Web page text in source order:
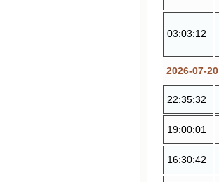
03:03:12
2026-07-20
22:35:32
19:00:01
16:30:42